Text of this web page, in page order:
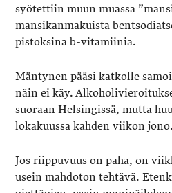
syötettiin muun muassa
mansikanmakuista
pistoksina b-vitamiinia.
Mäntynen pääsi katkolle
näin ei käy.
suoraan Helsingissä, mutta
lokakuussa kahden viikon jono.
Jos riippuvuus on paha, on
usein mahdoton tehtävä.